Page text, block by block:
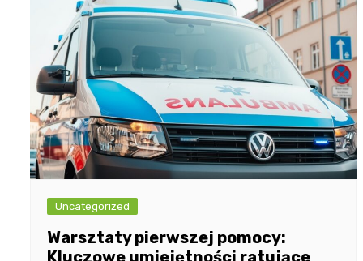
Uncategorized
Warsztaty pierwszej pomocy:
Kluczowe umiejętności ratujące